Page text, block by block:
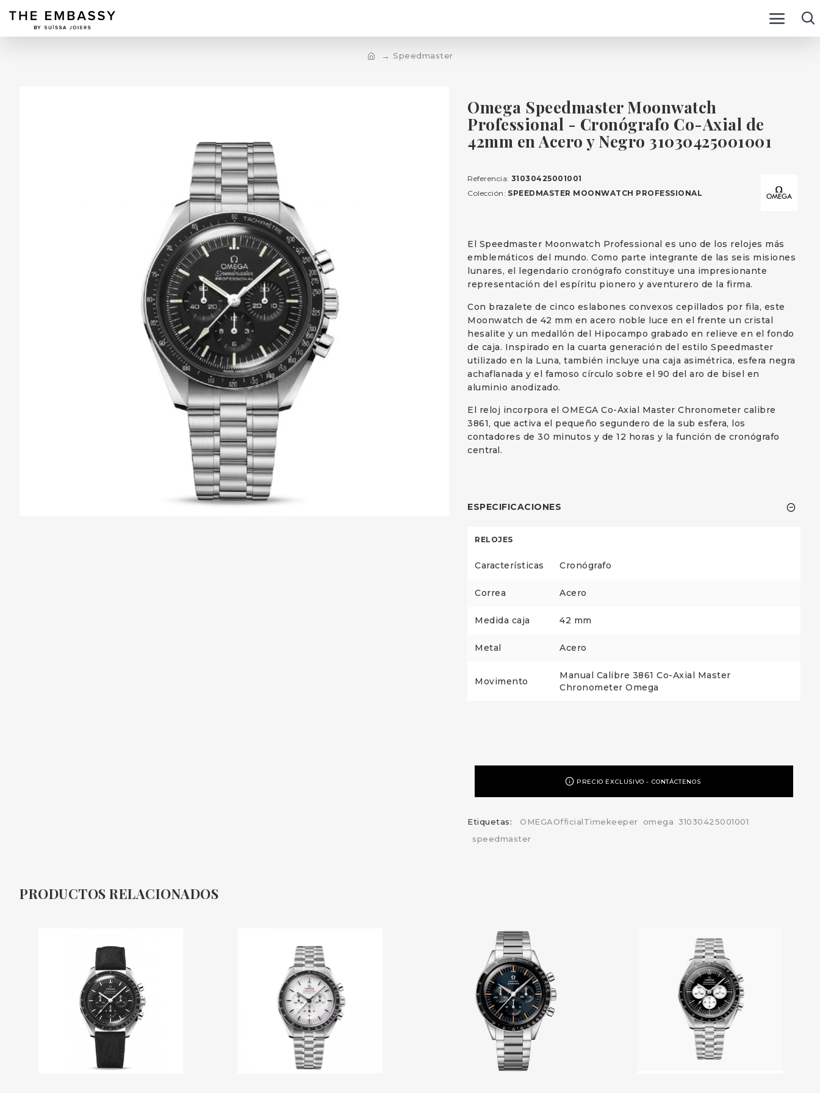
Speedmaster
Omega Speedmaster Moonwatch
Professional - Cronógrafo Co-Axial de
42mm en Acero y Negro 31030425001001
El Speedmaster Moonwatch Professional es uno de los relojes más
emblemáticos del mundo. Como parte integrante de las seis misiones
lunares, el legendario cronógrafo constituye una impresionante
representación del espíritu pionero y aventurero de la firma.
Con brazalete de cinco eslabones convexos cepillados por fila, este
Moonwatch de 42 mm en acero noble luce en el frente un cristal
hesalite y un medallón del Hipocampo grabado en relieve en el fondo
de caja. Inspirado en la cuarta generación del estilo Speedmaster
utilizado en la Luna, también incluye una caja asimétrica, esfera negra
achaflanada y el famoso círculo sobre el 90 del aro de bisel en
aluminio anodizado.
El reloj incorpora el OMEGA Co-Axial Master Chronometer calibre
3861, que activa el pequeño segundero de la sub esfera, los
contadores de 30 minutos y de 12 horas y la función de cronógrafo
central.
ESPECIFICACIONES
RELOJES
Características Cronógrafo
Correa Acero
Medida caja 42 mm
Metal Acero
Movimento
Manual Calibre 3861 Co-Axial Master
Chronometer Omega
Referencia: 31030425001001
Colección: SPEEDMASTER MOONWATCH PROFESSIONAL
PRECIO EXCLUSIVO - CONTÁCTENOS
Etiquetas: OMEGAOfficialTimekeeper omega
31030425001001
speedmaster
PRODUCTOS RELACIONADOS